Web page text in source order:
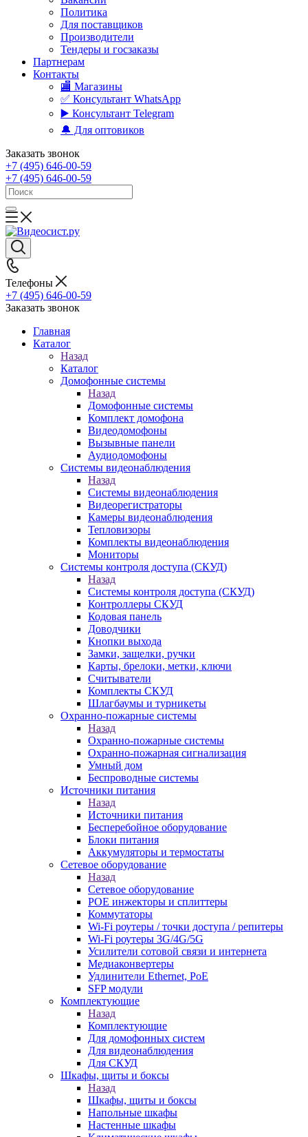
Политика
Для поставщиков
Производители
Тендеры и госзаказы
Партнерам
Контакты
🏬 Магазины
✅️ Консультант WhatsApp
▶️ Консультант Telegram
🔔 Для оптовиков
Заказать звонок
+7 (495) 646-00-59
+7 (495) 646-00-59
Телефоны
+7 (495) 646-00-59
Заказать звонок
Главная
Каталог
Назад
Каталог
Домофонные системы
Назад
Домофонные системы
Комплект домофона
Видеодомофоны
Вызывные панели
Аудиодомофоны
Системы видеонаблюдения
Назад
Системы видеонаблюдения
Видеорегистраторы
Камеры видеонаблюдения
Тепловизоры
Комплекты видеонаблюдения
Мониторы
Системы контроля доступа (СКУД)
Назад
Системы контроля доступа (СКУД)
Контроллеры СКУД
Кодовая панель
Доводчики
Кнопки выхода
Замки, защелки, ручки
Карты, брелоки, метки, ключи
Считыватели
Комплекты СКУД
Шлагбаумы и турникеты
Охранно-пожарные системы
Назад
Охранно-пожарные системы
Охранно-пожарная сигнализация
Умный дом
Беспроводные системы
Источники питания
Назад
Источники питания
Бесперебойное оборудование
Блоки питания
Аккумуляторы и термостаты
Сетевое оборудование
Назад
Сетевое оборудование
POE инжекторы и сплиттеры
Коммутаторы
Wi-Fi роутеры / точки доступа / репитеры
Wi-Fi роутеры 3G/4G/5G
Усилители сотовой связи и интернета
Медиаконвертеры
Удлинители Ethernet, PoE
SFP модули
Комплектующие
Назад
Комплектующие
Для домофонных систем
Для видеонаблюдения
Для СКУД
Шкафы, щиты и боксы
Назад
Шкафы, щиты и боксы
Напольные шкафы
Настенные шкафы